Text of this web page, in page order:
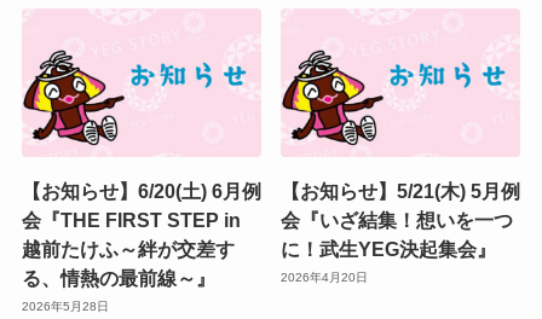
【お知らせ】6/20(土) 6月例
会『THE FIRST STEP in
越前たけふ～絆が交差す
る、情熱の最前線～』
2026年5月28日
【お知らせ】5/21(木) 5月例
会『いざ結集！想いを一つ
に！武生YEG決起集会』
2026年4月20日